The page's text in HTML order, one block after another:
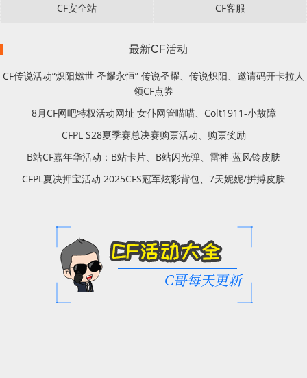
CF安全站 CF客服
最新CF活动
CF传说活动“炽阳燃世 圣耀永恒” 传说圣耀、传说炽阳、邀请码开卡拉人
领CF点券
8月CF网吧特权活动网址 女仆网管喵喵、Colt1911-小故障
CFPL S28夏季赛总决赛购票活动、购票奖励
B站CF嘉年华活动：B站卡片、B站闪光弹、雷神-蓝风铃皮肤
CFPL夏决押宝活动 2025CFS冠军炫彩背包、7天妮妮/拼搏皮肤